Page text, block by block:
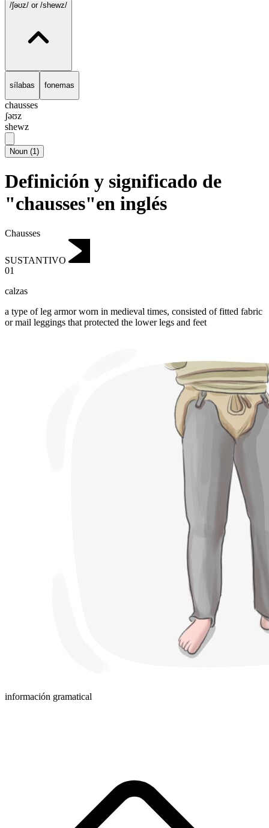
/ʃəʊz/ or /shewz/
sílabas fonemas
chausses
ʃəʊz
shewz
Noun (1)
Definición y significado de
"chausses"en inglés
Chausses
SUSTANTIVO
01
calzas
a type of leg armor worn in medieval times, consisted of fitted fabric
or mail leggings that protected the lower legs and feet
información gramatical